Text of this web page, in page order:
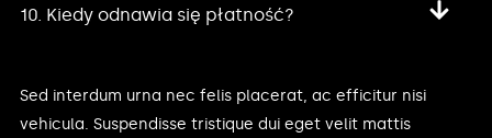
10. Kiedy odnawia się płatność?
Sed interdum urna nec felis placerat, ac efficitur nisi
vehicula. Suspendisse tristique dui eget velit mattis